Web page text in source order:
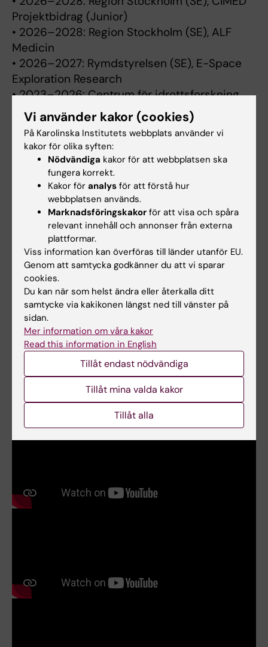
Projektbidrag (Junior)
• 2026–2028: Region Stockholm (SE), ALF
Medicin
• 2026–2027: Rymdstyrelsen (SE), E-Space
Exploration Research
• 2023–2026: Centrum för idrottsforskning
(SE), Postdoktorbidrag
• 2020: Neurotrauma Research Program &
Department of Health WA (AU)
Nuvarande forskningshandledning
• ERASMUS Mundus SPACEMED master's
degree. George Russell - Motor unit number
estimation of the human soleus: reliability and
the impacts of short-term unloading
Undervisning
• Quality Assurance Applied to Clinical
Research (doktorandkurs)
• Advanced Exercise Physiology
(Uppdragsutbildning)
Vi använder kakor (cookies)
På Karolinska Institutets webbplats använder vi
kakor för olika syften:
Nödvändiga kakor för att webbplatsen ska
fungera korrekt.
Kakor för analys för att förstå hur
webbplatsen används.
Marknadsföringskakor för att visa och spåra
relevant innehåll och annonser från externa
plattformar.
Viss information kan överföras till länder utanför EU.
Genom att samtycka godkänner du att vi sparar
cookies.
Du kan när som helst ändra eller återkalla ditt
samtycke via kakikonen längst ned till vänster på
sidan.
Mer information om våra kakor
Read this information in English
Tillåt endast nödvändiga
Tillåt mina valda kakor
Tillåt alla